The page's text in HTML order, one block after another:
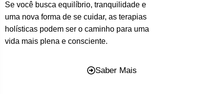
Se você busca equilíbrio, tranquilidade e
uma nova forma de se cuidar, as terapias
holísticas podem ser o caminho para uma
vida mais plena e consciente.
Saber Mais